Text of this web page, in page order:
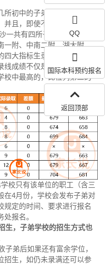
初中的子弟，不仅不用派
且，即使不是学校子弟的
一共有四所子弟初中，都是
一附、中南二附、湖大附
大指标生录取数据汇总如
线成绩不仅是子弟学校中最
校中最高的，比位列第二的
学校只有该单位的职工（含三
在4月份，学校会发布子弟对
规定的时间、要求进行报名
报名。
生，子弟学校的招生方式也
子弟后如果还有富余学位，
招生，如仍未录满还可以参
QQ
国际本科预约报名
返回顶部